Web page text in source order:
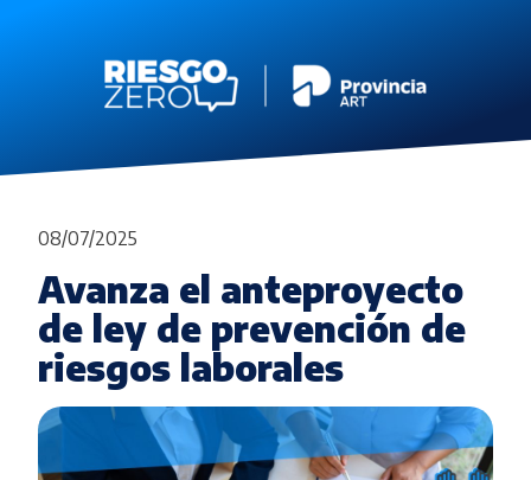
08/07/2025
Avanza el anteproyecto
de ley de prevención de
riesgos laborales